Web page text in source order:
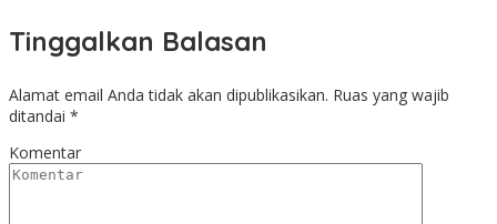
Tinggalkan Balasan
Alamat email Anda tidak akan dipublikasikan. Ruas yang wajib
ditandai *
Komentar